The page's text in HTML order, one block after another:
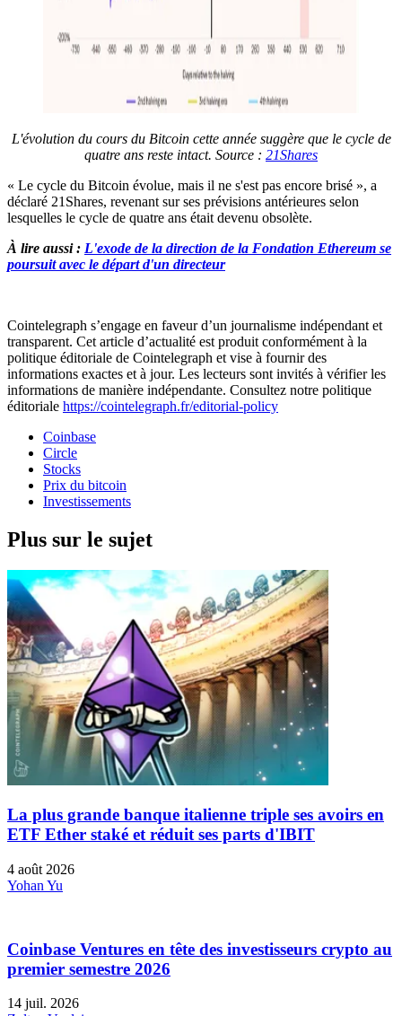
L'évolution du cours du Bitcoin cette année suggère que le cycle de
quatre ans reste intact. Source : 21Shares
« Le cycle du Bitcoin évolue, mais il ne s'est pas encore brisé », a
déclaré 21Shares, revenant sur ses prévisions antérieures selon
lesquelles le cycle de quatre ans était devenu obsolète.
À lire aussi : L'exode de la direction de la Fondation Ethereum se
poursuit avec le départ d'un directeur
Cointelegraph s’engage en faveur d’un journalisme indépendant et
transparent. Cet article d’actualité est produit conformément à la
politique éditoriale de Cointelegraph et vise à fournir des
informations exactes et à jour. Les lecteurs sont invités à vérifier les
informations de manière indépendante. Consultez notre politique
éditoriale https://cointelegraph.fr/editorial-policy
Coinbase
Circle
Stocks
Prix du bitcoin
Investissements
Plus sur le sujet
La plus grande banque italienne triple ses avoirs en
ETF Ether staké et réduit ses parts d'IBIT
4 août 2026
Yohan Yu
Coinbase Ventures en tête des investisseurs crypto au
premier semestre 2026
14 juil. 2026